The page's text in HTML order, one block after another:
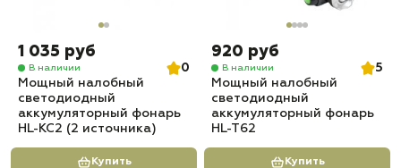
1 035 руб
В наличии
0
Мощный налобный
светодиодный
аккумуляторный фонарь
HL-KC2 (2 источника)
Купить
920 руб
В наличии
5
Мощный налобный
светодиодный
аккумуляторный фонарь
HL-T62
Купить